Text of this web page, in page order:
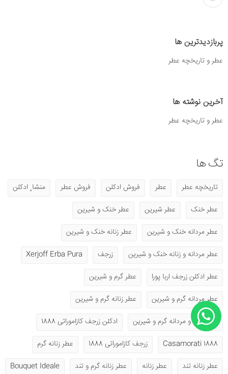
پربازدیدترین ها
عطر و تاریخچه عطر
آخرین نوشته ها
عطر و تاریخچه عطر
تگ ها
تاریخچه عطر عطر فروش ادکلن فروش عطر
منشا ٕ ادکلن
عطر خنک
عطر شیرین
عطر خنک و شیرین
عطر مردانه خنک و شیرین
عطر زنانه خنک و شیرین
عطر مردانه و زنانه خنک و شیرین
زرجف
Xerjoff Erba Pura
عطر ادکلن زرجف اربا پورا
عطر گرم و شیرین
عطر مردانه گرم و شیرین
عطر زنانه گرم و شیرین
عطر زنانه و مردانه گرم و شیرین
ادکلن زرجف کازاموراتی 1888
1888 Casamorati
زرجف کازاموراتی 1888
عطر زنانه گرم
عطر زنانه تند
عطر زنانه عطر زنانه گرم و تند Bouquet Ideale